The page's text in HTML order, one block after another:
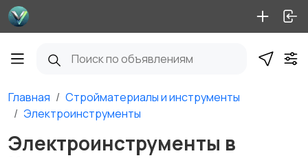
Главная
Стройматериалы и инструменты
Электроинструменты
Электроинструменты в